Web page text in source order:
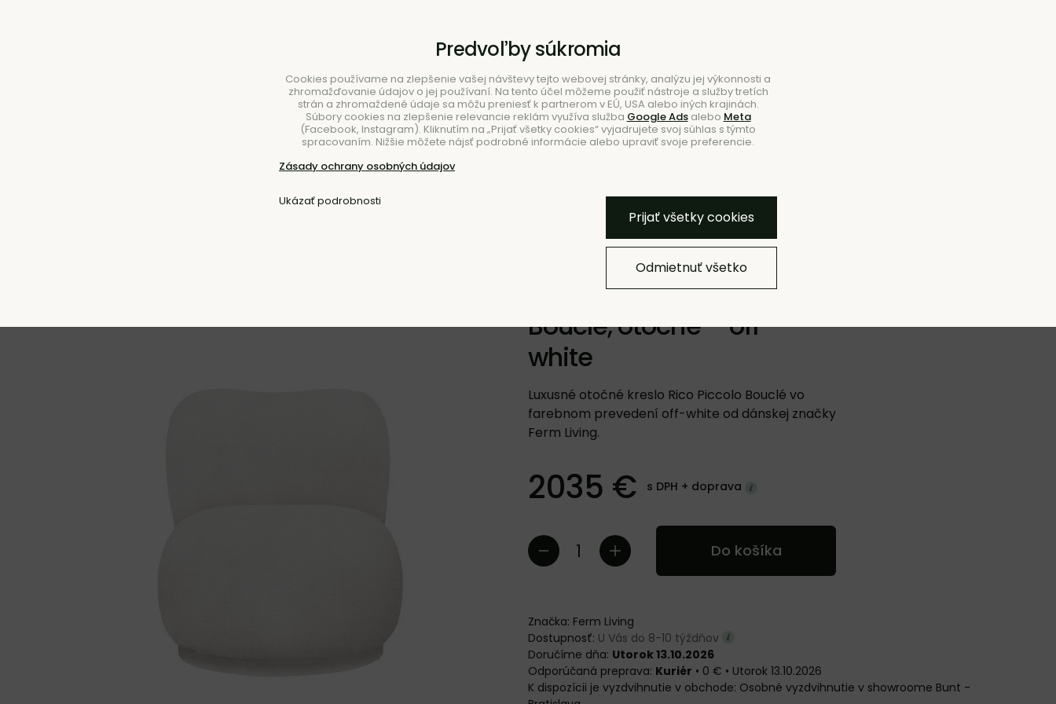
Hľadať
STOLOVANIE NOVINKY
Kreslo Rico Piccolo
Bouclé, otočné – off-
white
Luxusné otočné kreslo Rico Piccolo Bouclé vo
farebnom prevedení off-white od dánskej značky
Ferm Living.
2035 € s DPH + doprava
Do košíka
Značka: Ferm Living
Dostupnosť: U Vás do 8-10 týždňov
Doručíme dňa: Utorok 13.10.2026
Kuriér • 0 € • Utorok 13.10.2026
Osobné vyzdvihnutie v showroome Bunt -
Pridať k Obľúbeným Pridať do zoznamu
Predvoľby súkromia
Cookies používame na zlepšenie vašej návštevy tejto webovej stránky, analýzu jej výkonnosti a
zhromažďovanie údajov o jej používaní. Na tento účel môžeme použiť nástroje a služby tretích
strán a zhromaždené údaje sa môžu preniesť k partnerom v EÚ, USA alebo iných krajinách.
Súbory cookies na zlepšenie relevancie reklám využíva služba Google Adsalebo Meta
(Facebook, Instagram). Kliknutím na „Prijať všetky cookies“ vyjadrujete svoj súhlas s týmto
spracovaním. Nižšie môžete nájsť podrobné informácie alebo upraviť svoje preferencie.
Zásady ochrany osobných údajov
Ukázať podrobnosti
Prijať všetky cookies
Odmietnuť všetko